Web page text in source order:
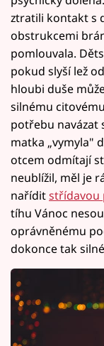
ztratili kontakt s
obstrukcemi
pomlouvala.
pokud slyší lež
hloubi duše
silnému
potřebu navázat
matka „vymyla"
otcem odmítají
neublížil, měl je
naříditstřídavou
tíhu Vánoc
oprávněnému
dokonce tak